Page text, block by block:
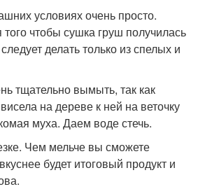
условиях очень просто.
чтобы сушка груш получилась
делать только из спелых и
тщательно вымыть, так как
на дереве к ней на веточку
муха. Даем воде стечь.
Чем мельче вы сможете
будет итоговый продукт и